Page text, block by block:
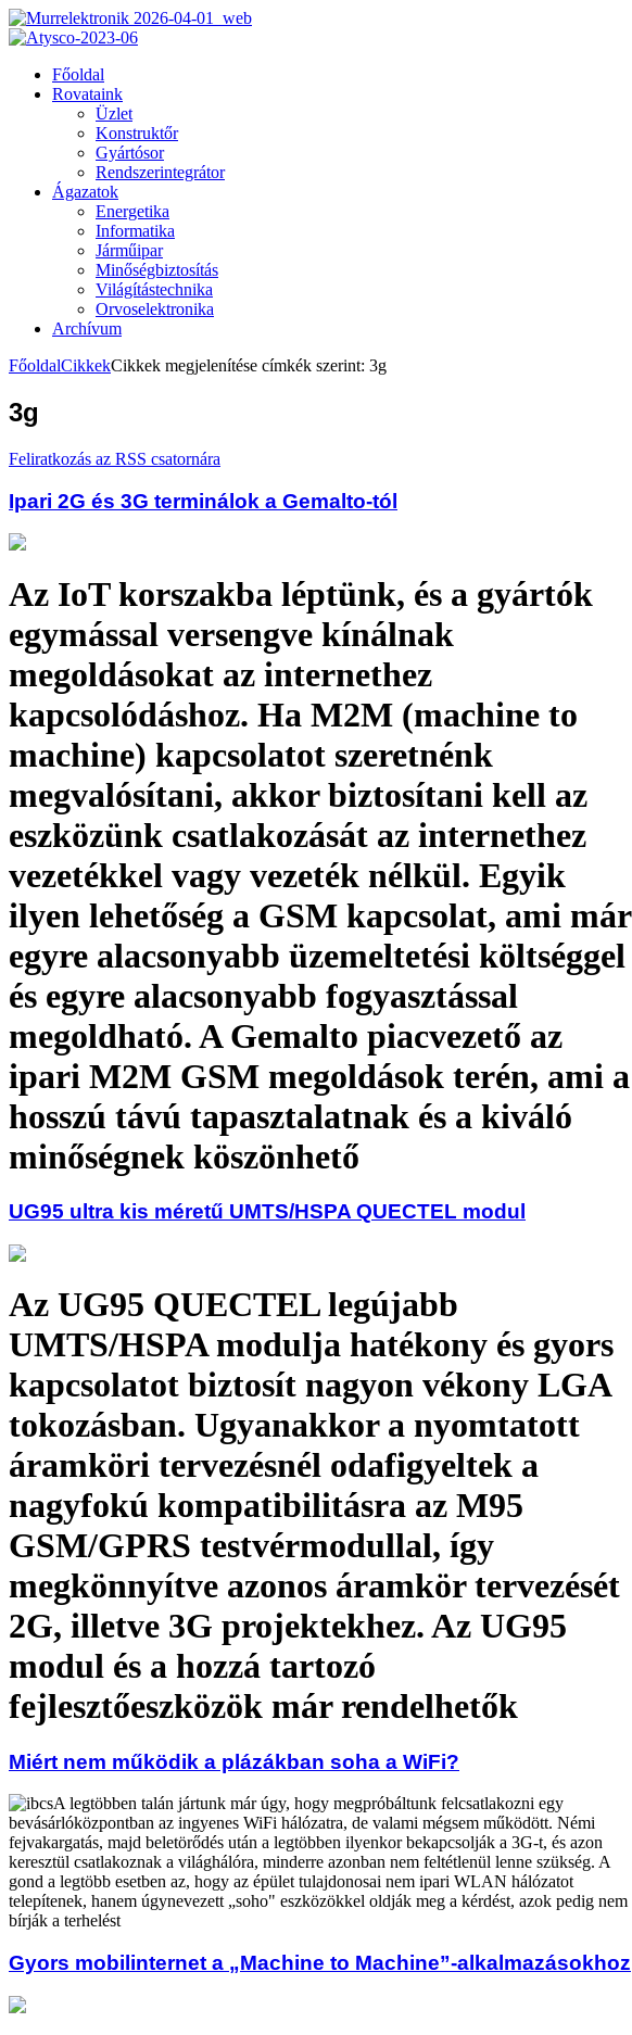
Főoldal
Rovataink
Üzlet
Konstruktőr
Gyártósor
Rendszerintegrátor
Ágazatok
Energetika
Informatika
Járműipar
Minőségbiztosítás
Világítástechnika
Orvoselektronika
Archívum
FőoldalCikkekCikkek megjelenítése címkék szerint: 3g
3g
Feliratkozás az RSS csatornára
Ipari 2G és 3G terminálok a Gemalto-tól
Az IoT korszakba léptünk, és a gyártók
egymással versengve kínálnak
megoldásokat az internethez
kapcsolódáshoz. Ha M2M (machine to
machine) kapcsolatot szeretnénk
megvalósítani, akkor biztosítani kell az
eszközünk csatlakozását az internethez
vezetékkel vagy vezeték nélkül. Egyik
ilyen lehetőség a GSM kapcsolat, ami már
egyre alacsonyabb üzemeltetési költséggel
és egyre alacsonyabb fogyasztással
megoldható. A Gemalto piacvezető az
ipari M2M GSM megoldások terén, ami a
hosszú távú tapasztalatnak és a kiváló
minőségnek köszönhető
UG95 ultra kis méretű UMTS/HSPA QUECTEL modul
Az UG95 QUECTEL legújabb
UMTS/HSPA modulja hatékony és gyors
kapcsolatot biztosít nagyon vékony LGA
tokozásban. Ugyanakkor a nyomtatott
áramköri tervezésnél odafigyeltek a
nagyfokú kompatibilitásra az M95
GSM/GPRS testvérmodullal, így
megkönnyítve azonos áramkör tervezését
2G, illetve 3G projektekhez. Az UG95
modul és a hozzá tartozó
fejlesztőeszközök már rendelhetők
Miért nem működik a plázákban soha a WiFi?
A legtöbben talán jártunk már úgy, hogy megpróbáltunk felcsatlakozni egy
bevásárlóközpontban az ingyenes WiFi hálózatra, de valami mégsem működött. Némi
fejvakargatás, majd beletörődés után a legtöbben ilyenkor bekapcsolják a 3G-t, és azon
keresztül csatlakoznak a világhálóra, minderre azonban nem feltétlenül lenne szükség. A
gond a legtöbb esetben az, hogy az épület tulajdonosai nem ipari WLAN hálózatot
telepítenek, hanem úgynevezett „soho" eszközökkel oldják meg a kérdést, azok pedig nem
bírják a terhelést
Gyors mobilinternet a „Machine to Machine”-alkalmazásokhoz